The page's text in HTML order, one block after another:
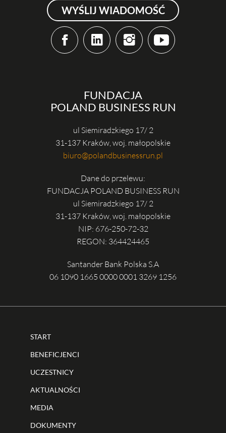
WYŚLIJ WIADOMOŚĆ
FUNDACJA
POLAND BUSINESS RUN
ul Siemiradzkiego 17/ 2
31-137 Kraków, woj. małopolskie
biuro@polandbusinessrun.pl
Dane do przelewu:
FUNDACJA POLAND BUSINESS RUN
ul Siemiradzkiego 17/ 2
31-137 Kraków, woj. małopolskie
NIP: 676-250-72-32
REGON: 364424465
Santander Bank Polska S.A
06 1090 1665 0000 0001 3269 1256
START
BENEFICJENCI
UCZESTNICY
AKTUALNOŚCI
MEDIA
DOKUMENTY